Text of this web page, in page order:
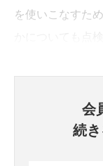
を使いこなすた
会
続